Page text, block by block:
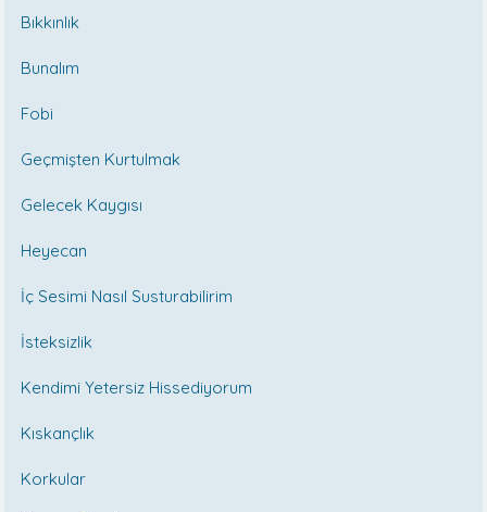
Bıkkınlık
Bunalım
Fobi
Geçmişten Kurtulmak
Gelecek Kaygısı
Heyecan
İç Sesimi Nasıl Susturabilirim
İsteksizlik
Kendimi Yetersiz Hissediyorum
Kıskançlık
Korkular